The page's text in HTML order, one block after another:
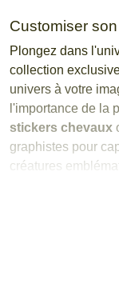
Customiser
Plongez dans
collection
univers à votre
l'importance de la
stickers chevaux
graphistes pour
créatures
recherche d'une
stickers sont le